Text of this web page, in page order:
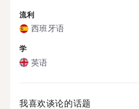
流利
西班牙语
学
英语
我喜欢谈论的话题